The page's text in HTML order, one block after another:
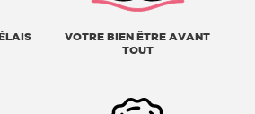
VOTRE BIEN ÊTRE AVANT
TOUT